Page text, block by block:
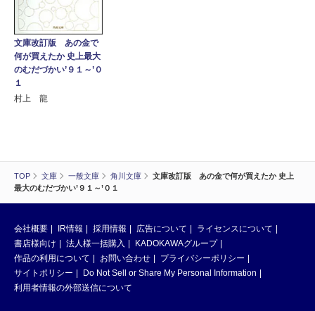
TOP 文庫 一般文庫 角川文庫
文庫改訂版 あの金で何が買えたか 史上
最大のむだづかい’９１～’０１
文庫改訂版 あの金で
何が買えたか 史上最大
のむだづかい’９１～’０
１
村上 龍
会社概要 IR情報 採用情報 広告について
ライセンスについて
書店様向け
法人様一括購入
KADOKAWAグループ
作品の利用について
お問い合わせ
プライバシーポリシー
サイトポリシー
Do Not Sell or Share My Personal Information
利用者情報の外部送信について